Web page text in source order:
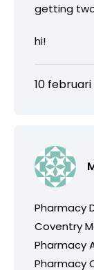
getting
hi!
10 februari
Pharmacy
Coventry
Pharmacy
Pharmacy